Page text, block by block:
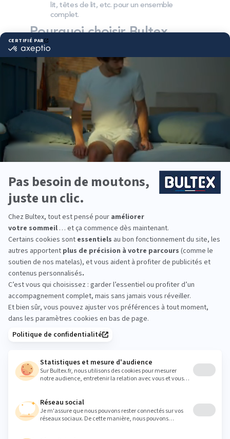
lit, têtes de lit, etc. pour un ensemble
complet.
Pourquoi choisir Bultex
comme literie ?
Bultex est l’une des marques les plus détenues par
les Français*. Un savoir‑faire éprouvé guide la
conception de produits fiables et confortables.
La gamme couvre plusieurs niveaux de fermeté
pour s’adapter à chaque morphologie. Bien
associer matelas et sommier Bultex aide à trouver
le soutien juste et à préserver la durée de vie de
l’ensemble.
Pour équiper toute la famille, du lit enfant au
couchage principal, Bultex propose des solutions
adaptées aux habitudes de sommeil de chacun.
*Marque la plus détenue : 18 599 personnes
interrogées de février 2019 à mars 2025. Institut
essayez avant d’acheter
Venez comparer plusieurs matelas en magasin,
prenez le temps de vous allonger et de ressentir
les différences de confort. L’équipe vous guide si
besoin, pour choisir en toute sérénité.
gap@grandlitier.com
Heures
Mardi 09:30 - 12:00 14:00 - 19:00
Mercredi 09:30 - 12:00 14:00 - 19:00
Vendredi 09:30 - 12:00 14:00 - 19:00